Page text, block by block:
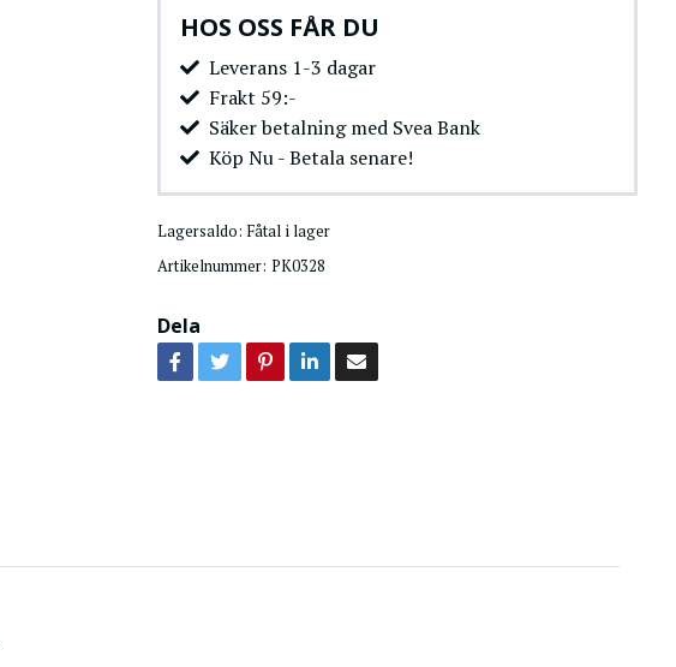
HOS OSS FÅR DU
Leverans 1-3 dagar
Frakt 59:-
Säker betalning med Svea Bank
Köp Nu - Betala senare!
Lagersaldo: Fåtal i lager
Artikelnummer: PK0328
Dela